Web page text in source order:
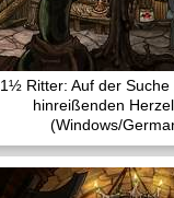
1½ Ritter: Auf der Suche
hinreißenden
(Windows/